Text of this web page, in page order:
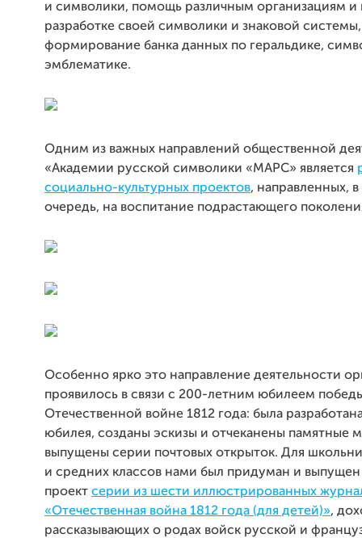
и символики, помощь различным организациям и
разработке своей символики и знаковой системы,
формирование банка данных по геральдике,
эмблематике.
Одним из важных направлений общественной
«Академии русской символики «МАРС» является
социально-культурных проектов, направленных,
очередь, на воспитание подрастающего
Особенно ярко это направление деятельности
проявилось в связи с 200-летним юбилеем
Отечественной войне 1812 года: была
юбилея, созданы эскизы и отчеканены памятные
выпущены серии почтовых открыток. Для
и средних классов нами был придуман и
проект серии из шести иллюстрированных
«Отечественная война 1812 года (для детей)»,
рассказывающих о родах войск русской и